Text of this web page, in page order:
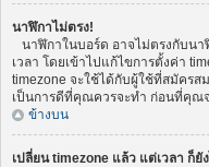
นาฬิกาไม่ตรง!
นาฬิกาในบอร์ด อาจไม่ตรงกับน
เวลา โดยเข้าไปแก้ไขการตั้งค่า
timezone จะใช้ได้กับผู้ใช้ที่สมัคร
เป็นการดีที่คุณควรจะทำ ก่อนที่คุณ
ข้างบน
เปลี่ยน timezone แล้ว แต่เวลา ก็ยั